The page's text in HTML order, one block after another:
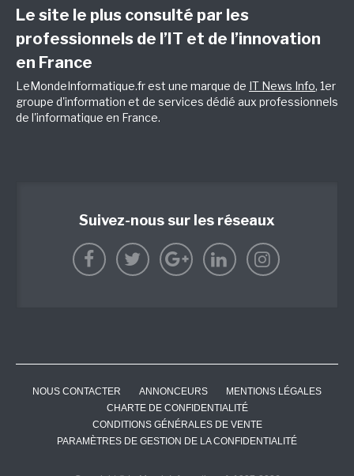
Le site le plus consulté par les
professionnels de l’IT et de l’innovation
en France
LeMondeInformatique.fr est une marque de IT News Info, 1er
groupe d'information et de services dédié aux professionnels
de l'informatique en France.
Suivez-nous sur les réseaux
NOUS CONTACTER ANNONCEURS
MENTIONS LÉGALES
CHARTE DE CONFIDENTIALITÉ
CONDITIONS GÉNÉRALES DE VENTE
PARAMÈTRES DE GESTION DE LA CONFIDENTIALITÉ